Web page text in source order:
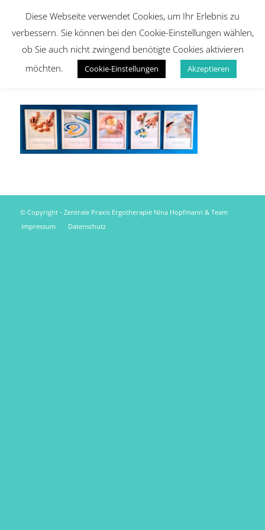
© Copyright - Zentrale Praxis Ergotherapie Nina Hopfmann & Team
Impressum
Datenschutz
Diese Webseite verwendet Cookies, um Ihr Erlebnis zu
verbessern. Sie können bei den Cookie-Einstellungen wählen,
ob Sie auch nicht zwingend benötigte Cookies aktivieren
möchten.
Cookie-Einstellungen Akzeptieren